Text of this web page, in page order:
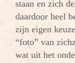
staan en zich
daardoor heel
zijn eigen
“foto” van
wat uit het